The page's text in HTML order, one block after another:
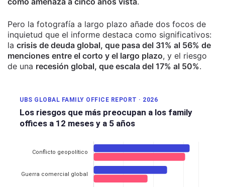
Pero la fotografía a largo plazo añade dos focos de
inquietud que el informe destaca como significativos:
la crisis de deuda global, que pasa del 31% al 56% de
menciones entre el corto y el largo plazo, y el riesgo
de una recesión global, que escala del 17% al 50%.
UBS GLOBAL FAMILY OFFICE REPORT · 2026
Los riesgos que más preocupan a los family
offices a 12 meses y a 5 años